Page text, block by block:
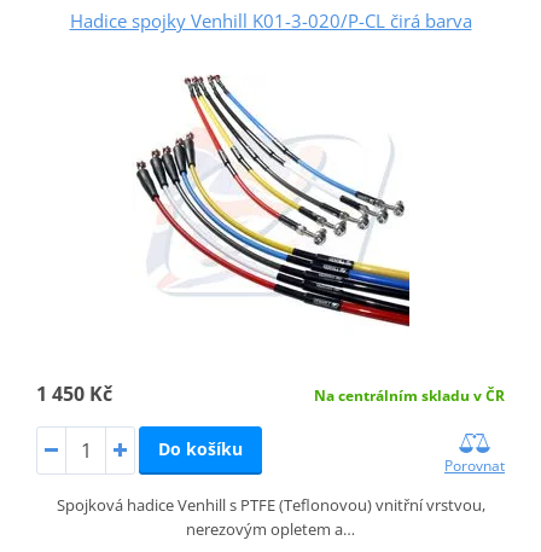
Hadice spojky Venhill K01-3-020/P-CL čirá barva
1 450 Kč Na centrálním skladu v ČR
Do košíku
Porovnat
Spojková hadice Venhill s PTFE (Teflonovou) vnitřní vrstvou,
nerezovým opletem a…